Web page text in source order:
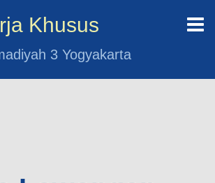
Khusus
3 Yogyakarta